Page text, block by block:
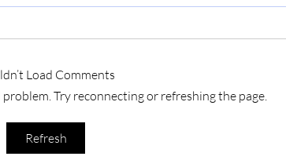
Discos Bromiscuos: Blur y su
Britpop
Load Comments
Try reconnecting or refreshing the page.
Refresh